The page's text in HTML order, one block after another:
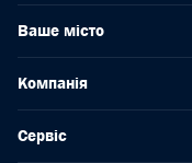
Ваше місто
Компанія
Сервіс